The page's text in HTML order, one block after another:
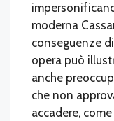
moderna
conseguenze
opera può
anche
che non
accadere,